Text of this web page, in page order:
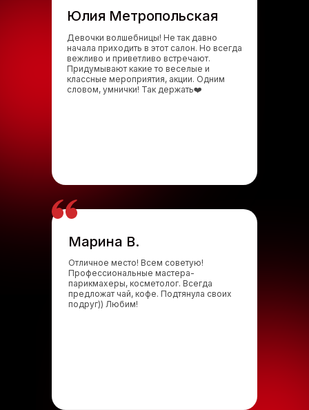
Юлия Метропольская
Марина В.
Девочки волшебницы! Не так давно
начала приходить в этот салон. Но всегда
вежливо и приветливо встречают.
Придумывают какие то веселые и
классные мероприятия, акции. Одним
словом, умнички! Так держать❤️
Отличное место! Всем советую!
Профессиональные мастера-
парикмахеры, косметолог. Всегда
предложат чай, кофе. Подтянула своих
подруг)) Любим!